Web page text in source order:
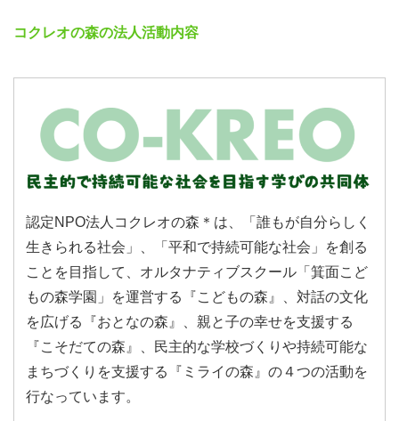
見守りは保育ではありません。活動中のトラブルについて
〈全国の参加者の声〉
「子どもにも聞かせたい内容でした」
「友達に誘われて参加したけど、本当に来てよかった」
「元教員ですが、現役のときに聴いていれば…と思いまし
た」
「国民一人ひとりが憲法を知る大切さを実感しました」
〈主催・お問い合わせ〉
認定NPO法人コクレオの森（箕面こどもの森学園）
コクレオの森の法人活動内容
認定NPO法人コクレオの森＊は、「誰もが自分らしく
生きられる社会」、「平和で持続可能な社会」を創る
ことを目指して、オルタナティブスクール「箕面こど
もの森学園」を運営する『こどもの森』、対話の文化
を広げる『おとなの森』、親と子の幸せを支援する
『こそだての森』、民主的な学校づくりや持続可能な
まちづくりを支援する『ミライの森』の４つの活動を
行なっています。